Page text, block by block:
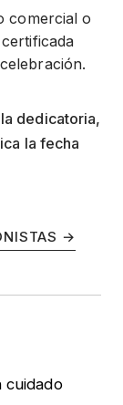
comercial o
dedicatoria,
la fecha
→
cuidado